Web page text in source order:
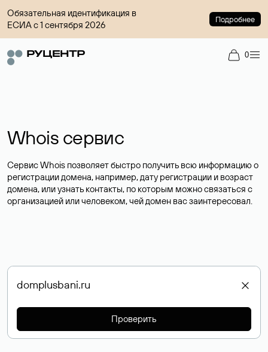
Обязательная идентификация в
ЕСИА с 1 сентября 2026
Подробнее
0
Whois сервис
Сервис Whois позволяет быстро получить всю информацию о
регистрации домена, например, дату регистрации и возраст
домена, или узнать контакты, по которым можно связаться с
организацией или человеком, чей домен вас заинтересовал.
Проверить